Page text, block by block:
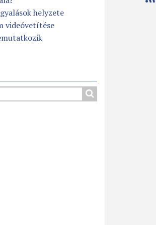
helyzete
videóvetítése